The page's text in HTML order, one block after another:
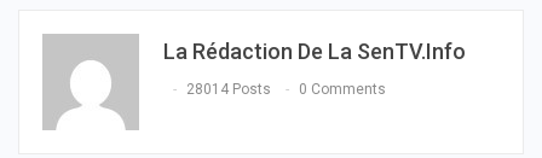
La Rédaction De La SenTV.info
28014 Posts 0 Comments